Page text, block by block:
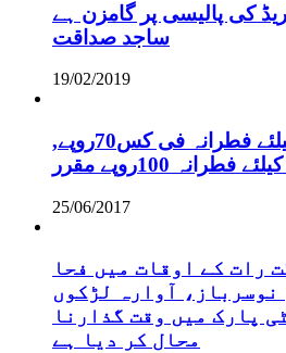
کی پالیسی پر گامزن ہے
ساجد صداقت
19/02/2019
,گلگت،اہلسنت کیلئے فطرانہ فی کس70روپے
100روپے مقرر
25/06/2017
رات کے اوقات میں فحا
آوارہ لڑکوں
پارک میں وقت گذارنا
محال کر دیا ہے